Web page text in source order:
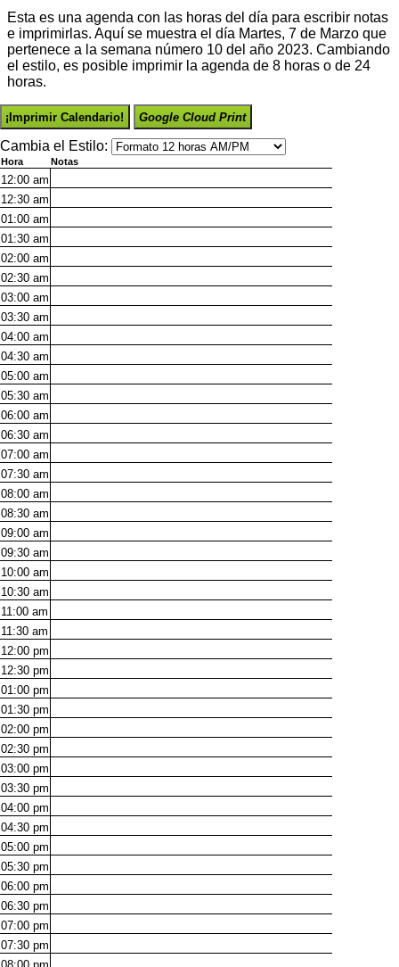
Esta es una agenda con las horas del día para escribir notas
e imprimirlas. Aquí se muestra el día Martes, 7 de Marzo que
pertenece a la semana número 10 del año 2023. Cambiando
el estilo, es posible imprimir la agenda de 8 horas o de 24
horas.
¡Imprimir Calendario! Google Cloud Print
Cambia el Estilo:
Hora Notas
12:00 am
12:30 am
01:00 am
01:30 am
02:00 am
02:30 am
03:00 am
03:30 am
04:00 am
04:30 am
05:00 am
05:30 am
06:00 am
06:30 am
07:00 am
07:30 am
08:00 am
08:30 am
09:00 am
09:30 am
10:00 am
10:30 am
11:00 am
11:30 am
12:00 pm
12:30 pm
01:00 pm
01:30 pm
02:00 pm
02:30 pm
03:00 pm
03:30 pm
04:00 pm
04:30 pm
05:00 pm
05:30 pm
06:00 pm
06:30 pm
07:00 pm
07:30 pm